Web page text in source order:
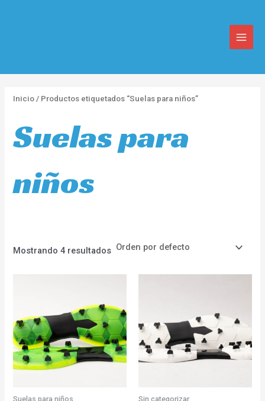
Inicio / Productos etiquetados “Suelas para niños”
Suelas para
niños
Mostrando 4 resultados
Suelas para niños Sin categorizar